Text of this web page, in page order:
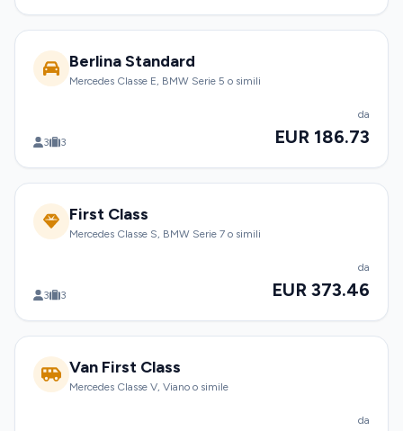
Berlina Standard
Mercedes Classe E, BMW Serie 5 o simili
3 3
da
EUR 186.73
First Class
Mercedes Classe S, BMW Serie 7 o simili
3 3
da
EUR 373.46
Van First Class
Mercedes Classe V, Viano o simile
da